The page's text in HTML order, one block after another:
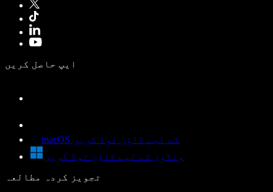
ایپ حاصل کریں
macOS کے لیے ڈاؤن لوڈ کریں
ونڈوز کے لیے ڈاؤن لوڈ کریں
تجویز کردہ مطالعہ